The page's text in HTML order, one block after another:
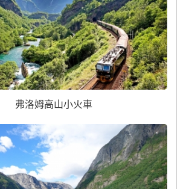
弗洛姆高山小火車